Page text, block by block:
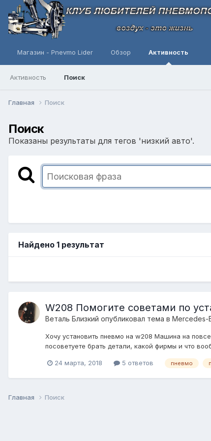
Магазин - Pnevmo Lider Обзор Активность
Активность Поиск
Главная Поиск
Поиск
Показаны результаты для тегов 'низкий авто'.
Найдено 1 результат
W208 Помогите советами по
Веталь Близкий опубликовал тема в Mercedes-
Хочу установить пневмо на w208 Машина на
посоветуете брать детали, какой фирмы и что
24 марта, 2018 5 ответов пневмо
Главная Поиск